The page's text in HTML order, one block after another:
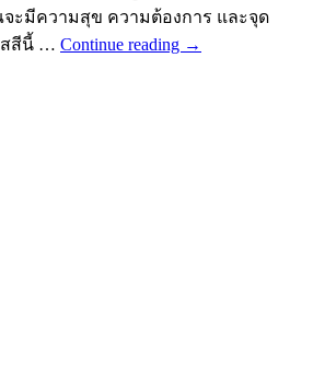
ะมีความสุข ความต้องการ และจุด
สสีนี้ … Continue reading →